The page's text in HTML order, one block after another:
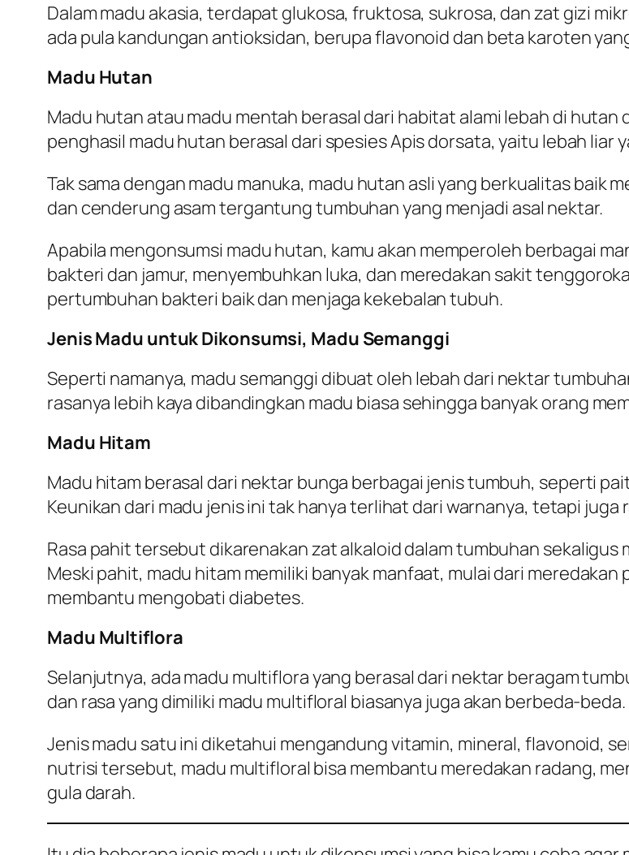
Dalam madu akasia, terdapat glukosa, fruktosa, sukrosa, dan zat gizi
ada pula kandungan antioksidan, berupa flavonoid dan beta karoten
Madu Hutan
Madu hutan atau madu mentah berasal dari habitat alami lebah di hutan
penghasil madu hutan berasal dari spesies Apis dorsata, yaitu lebah liar
Tak sama dengan madu manuka, madu hutan asli yang berkualitas baik
dan cenderung asam tergantung tumbuhan yang menjadi asal nektar.
Apabila mengonsumsi madu hutan, kamu akan memperoleh berbagai
bakteri dan jamur, menyembuhkan luka, dan meredakan sakit
pertumbuhan bakteri baik dan menjaga kekebalan tubuh.
Jenis Madu untuk Dikonsumsi, Madu Semanggi
Seperti namanya, madu semanggi dibuat oleh lebah dari nektar
rasanya lebih kaya dibandingkan madu biasa sehingga banyak orang
Madu Hitam
Madu hitam berasal dari nektar bunga berbagai jenis tumbuh, seperti
Keunikan dari madu jenis ini tak hanya terlihat dari warnanya, tetapi juga
Rasa pahit tersebut dikarenakan zat alkaloid dalam tumbuhan
Meski pahit, madu hitam memiliki banyak manfaat, mulai dari
membantu mengobati diabetes.
Madu Multiflora
Selanjutnya, ada madu multiflora yang berasal dari nektar beragam
dan rasa yang dimiliki madu multifloral biasanya juga akan berbeda-beda.
Jenis madu satu ini diketahui mengandung vitamin, mineral, flavonoid,
nutrisi tersebut, madu multifloral bisa membantu meredakan radang,
gula darah.